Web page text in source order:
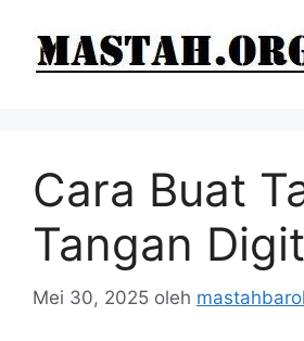
Cara Buat
Tangan
Mei 30, 2025 oleh